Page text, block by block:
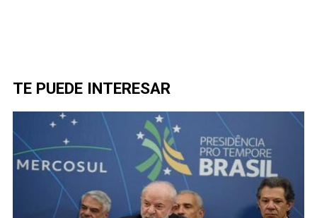
TE PUEDE INTERESAR